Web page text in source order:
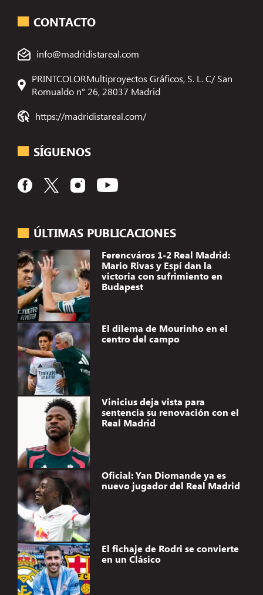
ÚLTIMAS PUBLICACIONES
Ferencváros 1-2 Real Madrid:
Mario Rivas y Espí dan la
victoria con sufrimiento en
Budapest
El dilema de Mourinho en el
centro del campo
Vinicius deja vista para
sentencia su renovación con el
Real Madrid
Oficial: Yan Diomande ya es
nuevo jugador del Real Madrid
El fichaje de Rodri se convierte
en un Clásico
CONTACTO
info@madridistareal.com
PRINTCOLORMultiproyectos Gráficos, S. L. C/ San
Romualdo n° 26, 28037 Madrid
https://madridistareal.com/
SÍGUENOS